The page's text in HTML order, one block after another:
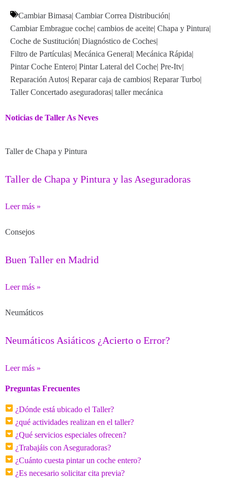
Cambiar Bimasa| Cambiar Correa Distribución|
Cambiar Embrague coche| cambios de aceite| Chapa y Pintura|
Coche de Sustitución| Diagnóstico de Coches|
Filtro de Partículas| Mecánica General| Mecánica Rápida|
Pintar Coche Entero| Pintar Lateral del Coche| Pre-Itv|
Reparación Autos| Reparar caja de cambios| Reparar Turbo|
Taller Concertado aseguradoras| taller mecánica
Noticias de Taller As Neves
Taller de Chapa y Pintura
Taller de Chapa y Pintura y las Aseguradoras
Leer más »
Consejos
Buen Taller en Madrid
Leer más »
Neumáticos
Neumáticos Asiáticos ¿Acierto o Error?
Leer más »
Preguntas Frecuentes
¿Dónde está ubicado el Taller?
¿qué actividades realizan en el taller?
¿Qué servicios especiales ofrecen?
¿Trabajáis con Aseguradoras?
¿Cuánto cuesta pintar un coche entero?
¿Es necesario solicitar cita previa?